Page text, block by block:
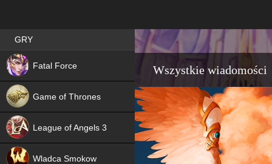
Wszystkie wiadomości
Best RPG games in Poland
GRY
Fatal Force
NEW
Game of Thrones
League of Angels 3
Wladca Smokow